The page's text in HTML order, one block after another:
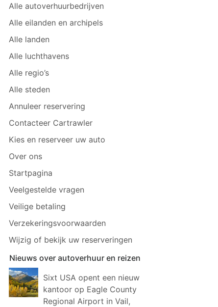
Alle autoverhuurbedrijven
Alle eilanden en archipels
Alle landen
Alle luchthavens
Alle regio’s
Alle steden
Annuleer reservering
Contacteer Cartrawler
Kies en reserveer uw auto
Over ons
Startpagina
Veelgestelde vragen
Veilige betaling
Verzekeringsvoorwaarden
Wijzig of bekijk uw reserveringen
Nieuws over autoverhuur en reizen
Sixt USA opent een nieuw
kantoor op Eagle County
Regional Airport in Vail,